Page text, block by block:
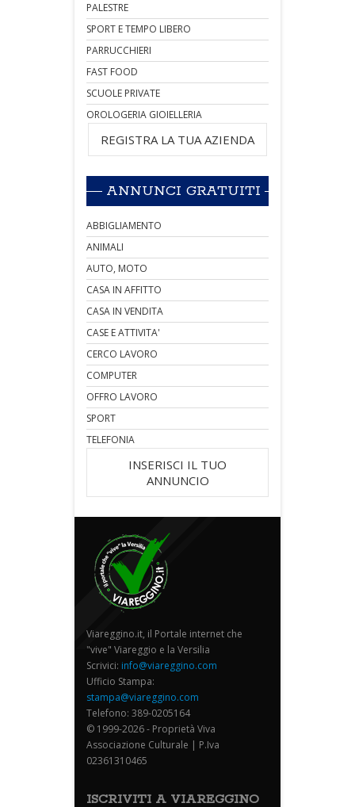
PALESTRE
SPORT E TEMPO LIBERO
PARRUCCHIERI
FAST FOOD
SCUOLE PRIVATE
OROLOGERIA GIOIELLERIA
REGISTRA LA TUA AZIENDA
ANNUNCI GRATUITI
ABBIGLIAMENTO
ANIMALI
AUTO, MOTO
CASA IN AFFITTO
CASA IN VENDITA
CASE E ATTIVITA'
CERCO LAVORO
COMPUTER
OFFRO LAVORO
SPORT
TELEFONIA
INSERISCI IL TUO
ANNUNCIO
Viareggino.it, il Portale internet che
"vive" Viareggio e la Versilia
Scrivici: info@viareggino.com
Ufficio Stampa:
stampa@viareggino.com
Telefono: 389-0205164
© 1999-2026 - Proprietà Viva
Associazione Culturale | P.Iva
02361310465
ISCRIVITI A VIAREGGINO